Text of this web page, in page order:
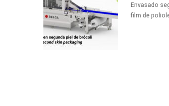
Envasado
film de